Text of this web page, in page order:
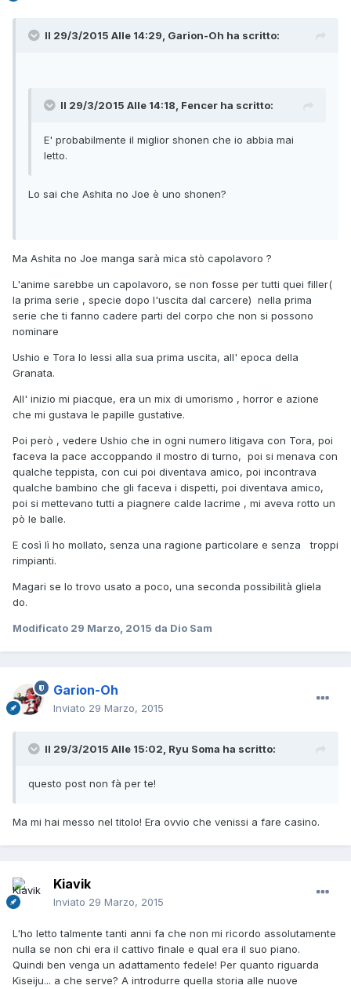
Il 29/3/2015 Alle 14:29, Garion-Oh ha scritto:
Il 29/3/2015 Alle 14:18, Fencer ha scritto:
E' probabilmente il miglior shonen che io abbia mai
letto.
Lo sai che Ashita no Joe è uno shonen?
Ma Ashita no Joe manga sarà mica stò capolavoro ?
L'anime sarebbe un capolavoro, se non fosse per tutti quei filler(
la prima serie , specie dopo l'uscita dal carcere) nella prima
serie che ti fanno cadere parti del corpo che non si possono
nominare
Ushio e Tora lo lessi alla sua prima uscita, all' epoca della
Granata.
All' inizio mi piacque, era un mix di umorismo , horror e azione
che mi gustava le papille gustative.
Poi però , vedere Ushio che in ogni numero litigava con Tora, poi
faceva la pace accoppando il mostro di turno, poi si menava con
qualche teppista, con cui poi diventava amico, poi incontrava
qualche bambino che gli faceva i dispetti, poi diventava amico,
poi si mettevano tutti a piagnere calde lacrime , mi aveva rotto un
pò le balle.
E così lì ho mollato, senza una ragione particolare e senza troppi
rimpianti.
Magari se lo trovo usato a poco, una seconda possibilità gliela
do.
Modificato 29 Marzo, 2015 da Dio Sam
Garion-Oh
Inviato 29 Marzo, 2015
Il 29/3/2015 Alle 15:02, Ryu Soma ha scritto:
questo post non fà per te!
Ma mi hai messo nel titolo! Era ovvio che venissi a fare casino.
Kiavik
Inviato 29 Marzo, 2015
L'ho letto talmente tanti anni fa che non mi ricordo assolutamente
nulla se non chi era il cattivo finale e qual era il suo piano.
Quindi ben venga un adattamento fedele! Per quanto riguarda
Kiseiju... a che serve? A introdurre quella storia alle nuove